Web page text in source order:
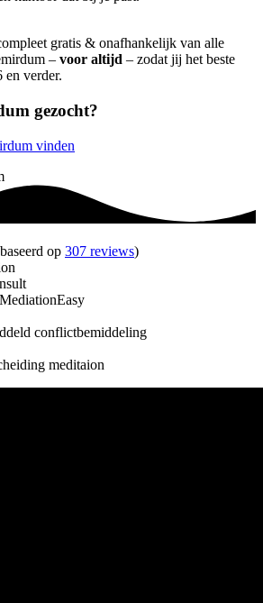
gratis & onafhankelijk van alle
– voor altijd – zodat jij het beste
en verder.
gezocht?
vinden
op 307 reviews)